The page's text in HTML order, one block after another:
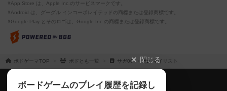
※App Store は、Apple Inc.のサービスマークです。
※Android は、グーグル インコーポレイテッドの商標または登録商標です。
※Google Play とそのロゴは、Google Inc.の商標または登録商標です。
ボドゲーマTOP ボドとも一覧 サガ00 マイリスト
閉じる
ボードゲームのプレイ履歴を記録し
ボドゲーマTOP